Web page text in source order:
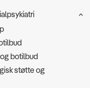
botilbud
støtte og